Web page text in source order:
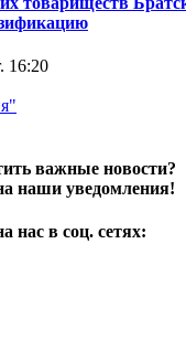
16:20
важные новости?
наши уведомления!
нас в соц. сетях: